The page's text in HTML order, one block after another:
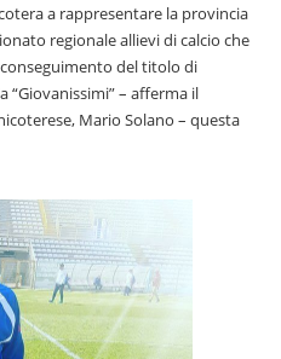
a rappresentare la provincia
regionale allievi di calcio che
del titolo di
– afferma il
Mario Solano – questa